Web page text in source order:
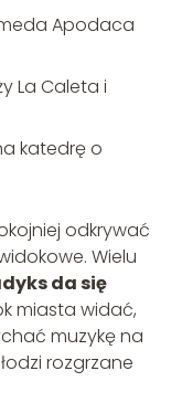
Apodaca
La Caleta i
katedrę o
odkrywać
Wielu
da się
miasta widać,
muzykę na
rozgrzane